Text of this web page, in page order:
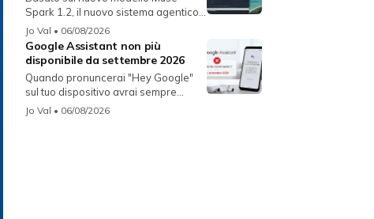
Spark 1.2, il nuovo sistema agentico
fun...
Jo Val • 06/08/2026
Google Assistant non più
disponibile da settembre 2026
Quando pronuncerai "Hey Google"
sul tuo dispositivo avrai sempre
Gemin...
Jo Val • 06/08/2026